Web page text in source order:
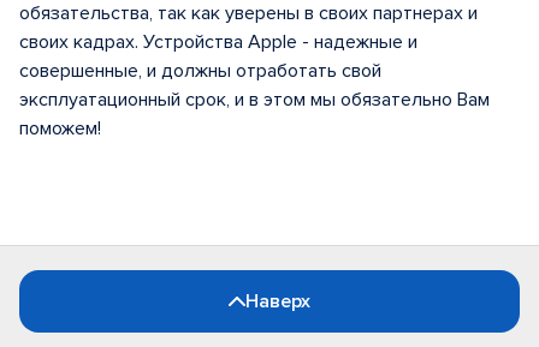
обязательства, так как уверены в своих партнерах и
своих кадрах. Устройства Apple - надежные и
совершенные, и должны отработать свой
эксплуатационный срок, и в этом мы обязательно Вам
поможем!
Наверх